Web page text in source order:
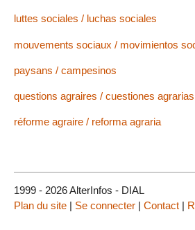
luttes sociales / luchas sociales
mouvements sociaux / movimientos
paysans / campesinos
questions agraires / cuestiones agrarias
réforme agraire / reforma agraria
1999 - 2026 AlterInfos - DIAL
Plan du site | Se connecter | Contact |